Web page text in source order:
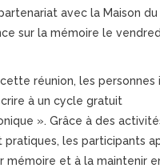
partenariat avec la Maison
sur la mémoire le
réunion, les personnes
à un cycle gratuit
». Grâce à des
pratiques, les participants
mémoire et à la maintenir